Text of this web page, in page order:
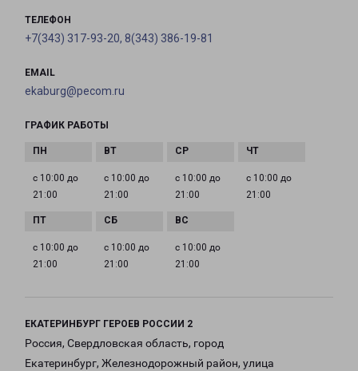
ТЕЛЕФОН
+7(343) 317-93-20, 8(343) 386-19-81
EMAIL
ekaburg@pecom.ru
ГРАФИК РАБОТЫ
с 10:00 до
21:00
с 10:00 до
21:00
с 10:00 до
21:00
с 10:00 до
21:00
с 10:00 до
21:00
с 10:00 до
21:00
с 10:00 до
21:00
ЕКАТЕРИНБУРГ ГЕРОЕВ РОССИИ 2
Россия, Свердловская область, город
Екатеринбург, Железнодорожный район, улица